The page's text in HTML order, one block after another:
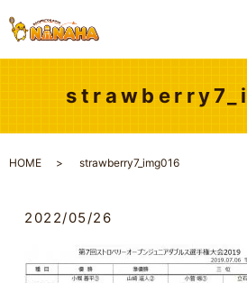
HOME strawberry7_img016
2022/05/26